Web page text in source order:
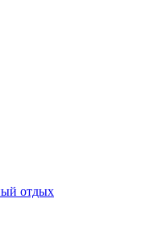
отдых